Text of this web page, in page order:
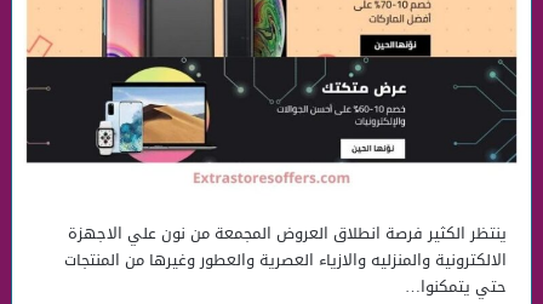
ينتظر الكثير فرصة انطلاق العروض المجمعة من نون علي الاجهزة
الالكترونية والمنزليه والازياء العصرية والعطور وغيرها من المنتجات
حتي يتمكنوا…